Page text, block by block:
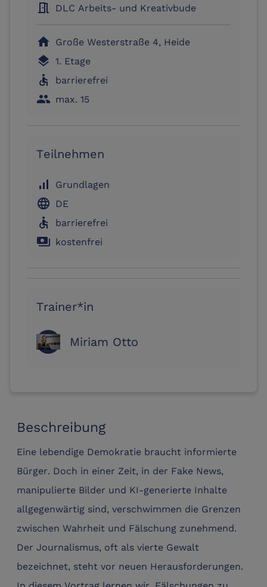
Beschreibung
Eine lebendige Demokratie braucht informierte
Bürger. Doch in einer Zeit, in der Fake News,
manipulierte Bilder und KI-generierte Inhalte
allgegenwärtig sind, verschwimmen die Grenzen
zwischen Wahrheit und Fälschung zunehmend.
Der Journalismus, oft als vierte Gewalt
bezeichnet, steht vor neuen Herausforderungen.
meeting_room DLC Arbeits- und Kreativbude
home Große Westerstraße 4, Heide
layers 1. Etage
accessible barrierefrei
people max. 15
Teilnehmen
signal_cellular_alt Grundlagen
language DE
accessible barrierefrei
payments kostenfrei
Trainer*in
Miriam Otto